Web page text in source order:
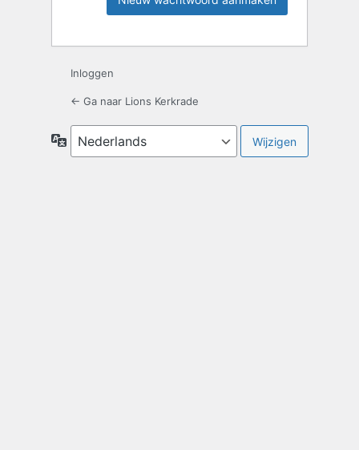
Inloggen
← Ga naar Lions Kerkrade
Taal